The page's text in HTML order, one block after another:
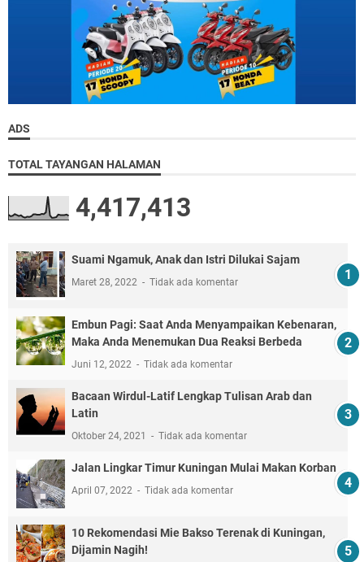
ADS
TOTAL TAYANGAN HALAMAN
4,417,413
Suami Ngamuk, Anak dan Istri Dilukai Sajam
Maret 28, 2022 Tidak ada komentar
Embun Pagi: Saat Anda Menyampaikan Kebenaran,
Maka Anda Menemukan Dua Reaksi Berbeda
Juni 12, 2022 Tidak ada komentar
Bacaan Wirdul-Latif Lengkap Tulisan Arab dan
Latin
Oktober 24, 2021 Tidak ada komentar
Jalan Lingkar Timur Kuningan Mulai Makan Korban
April 07, 2022 Tidak ada komentar
10 Rekomendasi Mie Bakso Terenak di Kuningan,
Dijamin Nagih!